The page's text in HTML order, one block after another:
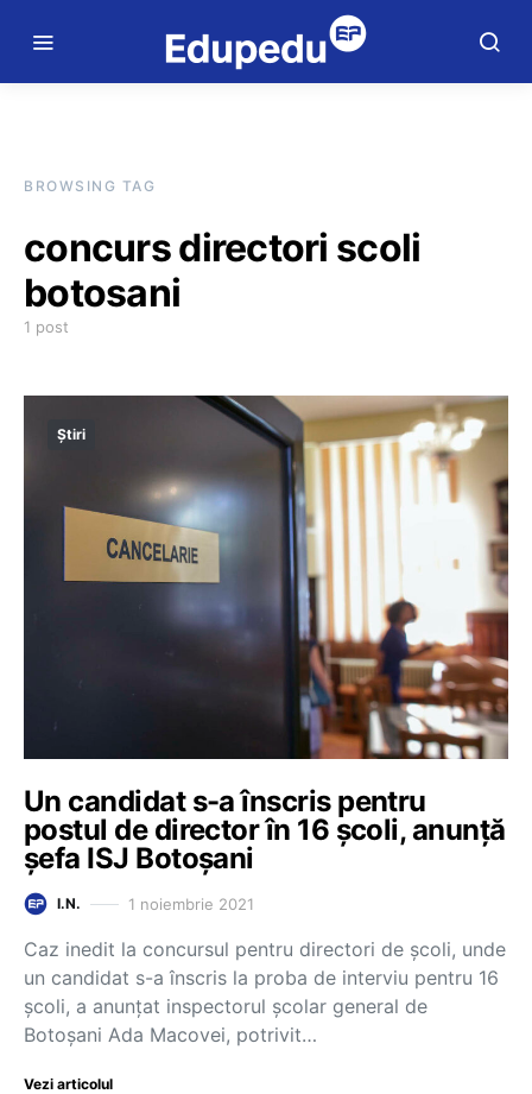
BROWSING TAG
concurs directori scoli
botosani
1 post
Știri
Un candidat s-a înscris pentru
postul de director în 16 școli, anunță
șefa ISJ Botoșani
I.N. 1 noiembrie 2021
Caz inedit la concursul pentru directori de școli, unde
un candidat s-a înscris la proba de interviu pentru 16
școli, a anunțat inspectorul școlar general de
Botoșani Ada Macovei, potrivit…
Vezi articolul